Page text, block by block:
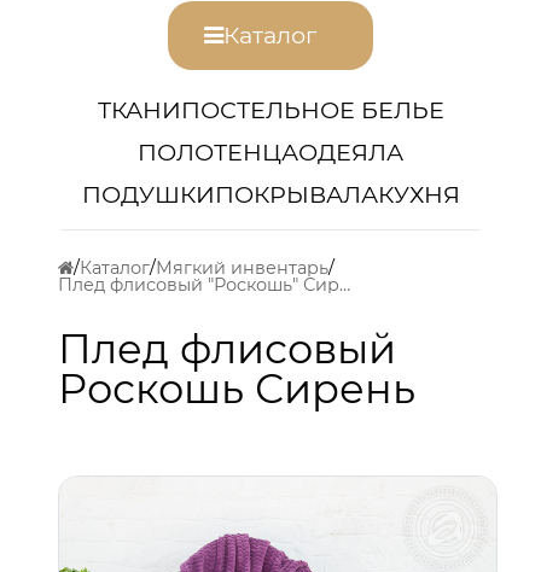
Каталог
ТКАНИПОСТЕЛЬНОЕ БЕЛЬЕ
ПОЛОТЕНЦАОДЕЯЛА
ПОДУШКИПОКРЫВАЛАКУХНЯ
Каталог Мягкий инвентарь
Плед флисовый "Роскошь" Сирень
Плед флисовый
Роскошь Сирень